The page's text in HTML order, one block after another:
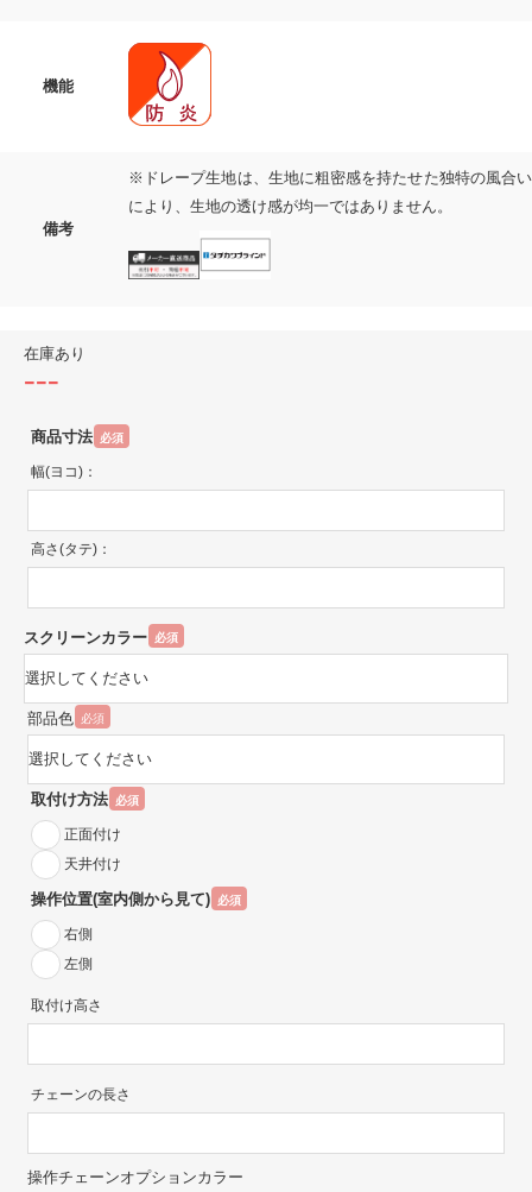
機能
備考
※ドレープ生地は、生地に粗密感を持たせた独特の風合い
により、生地の透け感が均一ではありません。
在庫あり
---
商品寸法 必須
幅(ヨコ)：
高さ(タテ)：
スクリーンカラー 必須
部品色 必須
取付け方法 必須
正面付け
天井付け
操作位置(室内側から見て) 必須
右側
左側
取付け高さ
チェーンの長さ
操作チェーンオプションカラー